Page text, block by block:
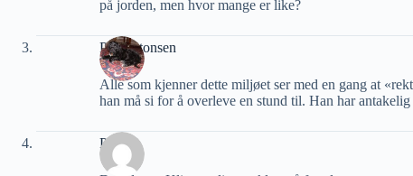
på jorden, men hvor mange er like?
Per Antonsen
Alle som kjenner dette miljøet ser med en gang at
han må si for å overleve en stund til. Han har
Petter